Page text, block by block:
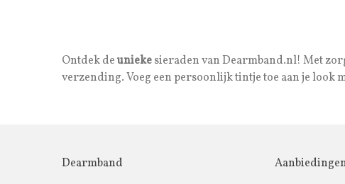
Ontdek deuniekesieraden van Dearmband.nl! Met
verzending. Voeg een persoonlijk tintje toe aan je look
Dearmband